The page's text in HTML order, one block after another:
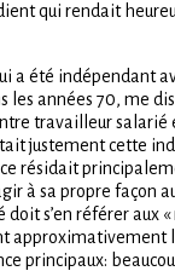
qui rendait
a été indépendant
les années 70, me
travailleur salarié
justement cette
résidait
à sa propre façon
doit s’en référer aux
approximativement
principaux: